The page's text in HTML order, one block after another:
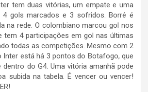
tem duas vitórias, um empate e uma
4 gols marcados e 3 sofridos. Borré é
na rede. O colombiano marcou gol nos
tem 4 participações em gol nas últimas
todas as competições. Mesmo com 2
Inter está há 3 pontos do Botafogo, que
do G4. Uma vitória amanhã pode
subida na tabela. É vencer ou vencer!